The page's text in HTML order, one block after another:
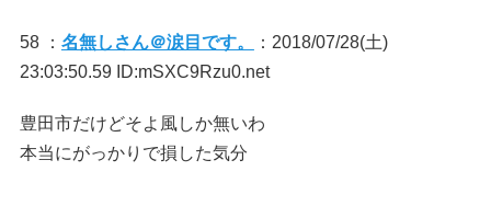
58 ： 名無しさん＠涙目です。
：2018/07/28(土)
23:03:50.59 ID:mSXC9Rzu0.net
豊田市だけどそよ風しか無いわ
本当にがっかりで損した気分